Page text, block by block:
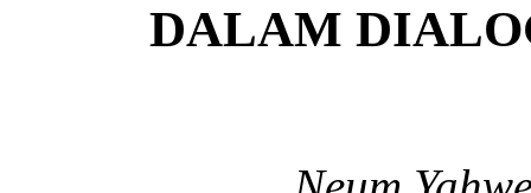
DALAM